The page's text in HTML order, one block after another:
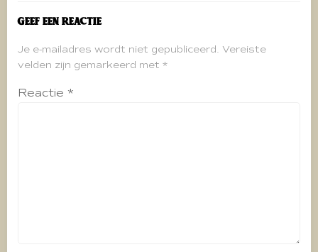
Geef een reactie
Je e-mailadres wordt niet gepubliceerd. Vereiste
velden zijn gemarkeerd met *
Reactie *